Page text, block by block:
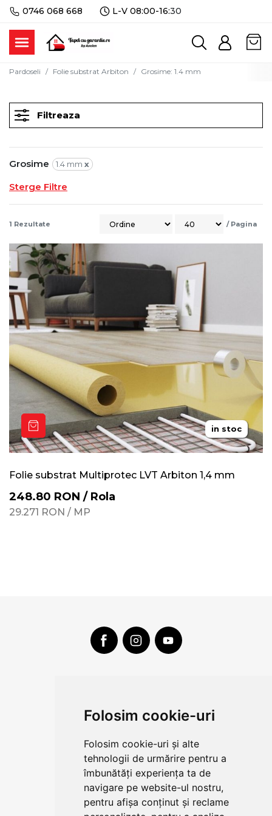
Folosim cookie-uri
Folosim cookie-uri și alte
tehnologii de urmărire pentru a
îmbunătăți experiența ta de
navigare pe website-ul nostru,
pentru afișa conținut și reclame
0746 068 668 L-V 08:00-16:30
Pardoseli Folie substrat Arbiton Grosime: 1.4 mm
Filtreaza
Grosime 1.4 mm x
Sterge Filtre
1 Rezultate / Pagina
in stoc
Folie substrat Multiprotec LVT Arbiton 1,4 mm
248.80 RON / Rola
29.271 RON / MP
CONTUL MEU
COMENZI SI LIVRARE
Traian, nr. 86-88
Vezi mai multe date de contact